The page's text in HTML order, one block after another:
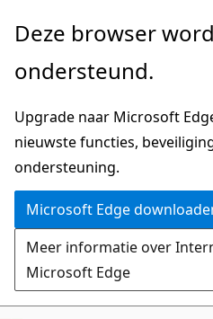
Naar
gaan
Deze browser
ondersteund.
Upgrade naar Microsoft
nieuwste functies,
ondersteuning.
Microsoft Edge
Meer informatie over
Microsoft Edge